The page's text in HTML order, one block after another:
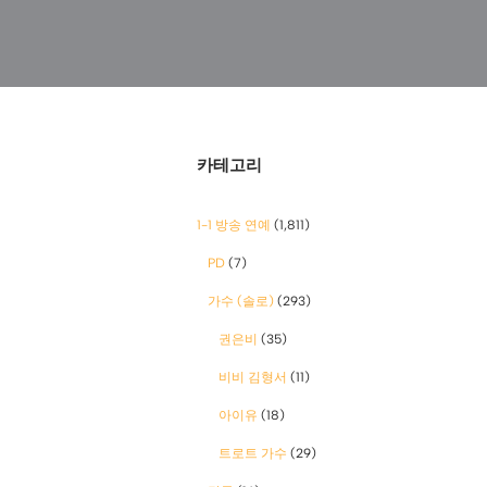
카테고리
1-1 방송 연예 (1,811)
PD (7)
가수 (솔로) (293)
권은비 (35)
비비 김형서 (11)
아이유 (18)
트로트 가수 (29)